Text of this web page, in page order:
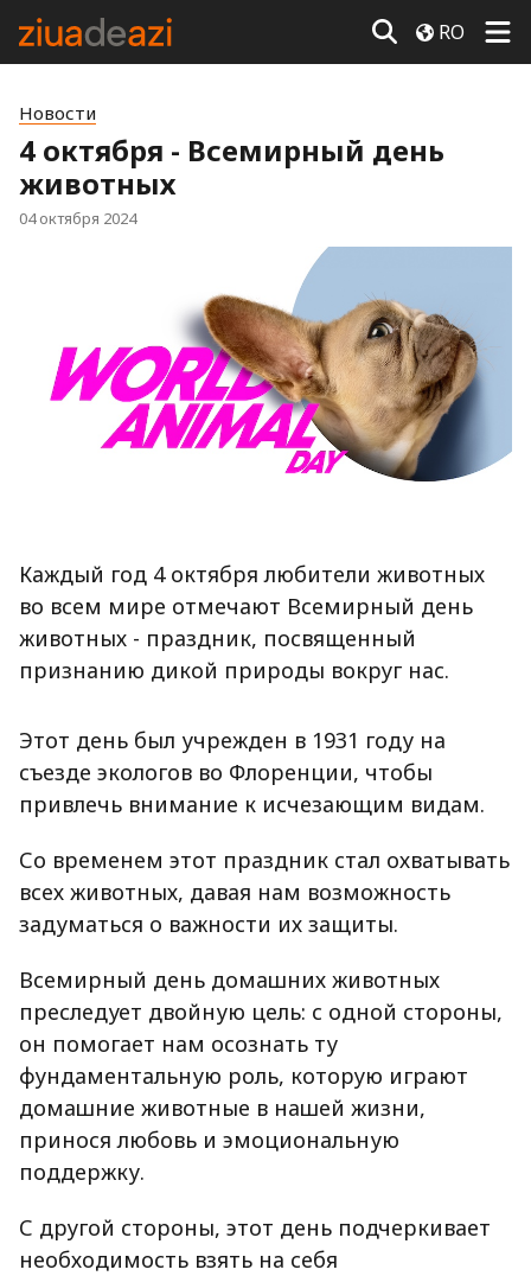
RO
Новости
4 октября - Всемирный день
животных
04 октября 2024
Каждый год 4 октября любители животных
во всем мире отмечают Всемирный день
животных - праздник, посвященный
признанию дикой природы вокруг нас.
Этот день был учрежден в 1931 году на
съезде экологов во Флоренции, чтобы
привлечь внимание к исчезающим видам.
Со временем этот праздник стал охватывать
всех животных, давая нам возможность
задуматься о важности их защиты.
Всемирный день домашних животных
преследует двойную цель: с одной стороны,
он помогает нам осознать ту
фундаментальную роль, которую играют
домашние животные в нашей жизни,
принося любовь и эмоциональную
поддержку.
С другой стороны, этот день подчеркивает
необходимость взять на себя